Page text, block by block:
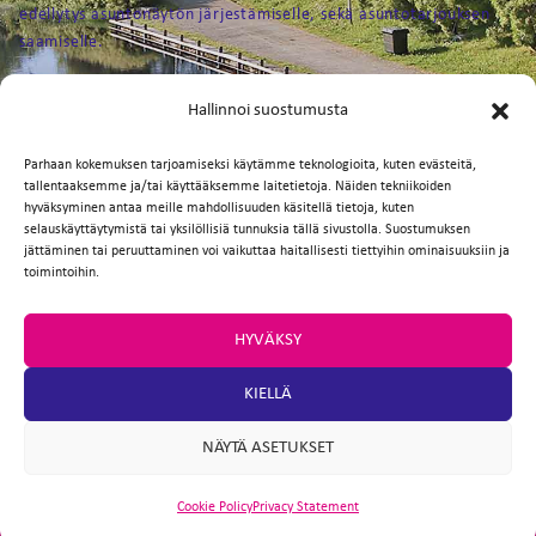
Hallinnoi suostumusta
Parhaan kokemuksen tarjoamiseksi käytämme teknologioita, kuten evästeitä,
tallentaaksemme ja/tai käyttääksemme laitetietoja. Näiden tekniikoiden
hyväksyminen antaa meille mahdollisuuden käsitellä tietoja, kuten
selauskäyttäytymistä tai yksilöllisiä tunnuksia tällä sivustolla. Suostumuksen
jättäminen tai peruuttaminen voi vaikuttaa haitallisesti tiettyihin ominaisuuksiin ja
toimintoihin.
HYVÄKSY
KIELLÄ
NÄYTÄ ASETUKSET
Cookie PolicyPrivacy Statement
FI
edellytys asuntonäytön järjestämiselle, sekä asuntotarjouksen
saamiselle.